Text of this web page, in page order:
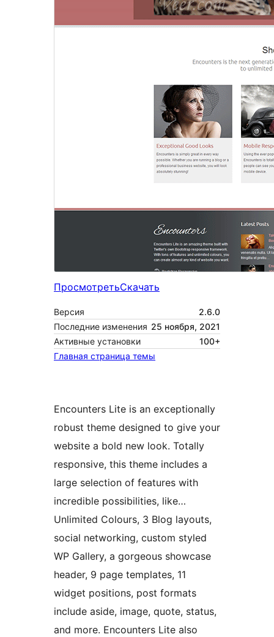
ПросмотретьСкачать
Версия
2.6.0
Последние изменения 25 ноября, 2021
Активные установки
100+
Главная страница темы
Encounters Lite is an exceptionally
robust theme designed to give your
website a bold new look. Totally
responsive, this theme includes a
large selection of features with
incredible possibilities, like…
Unlimited Colours, 3 Blog layouts,
social networking, custom styled
WP Gallery, a gorgeous showcase
header, 9 page templates, 11
widget positions, post formats
include aside, image, quote, status,
and more. Encounters Lite also